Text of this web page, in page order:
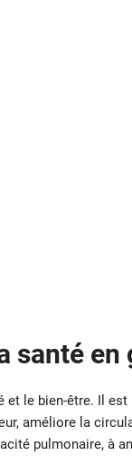
santé en
le bien-être. Il est
améliore la
pulmonaire, à